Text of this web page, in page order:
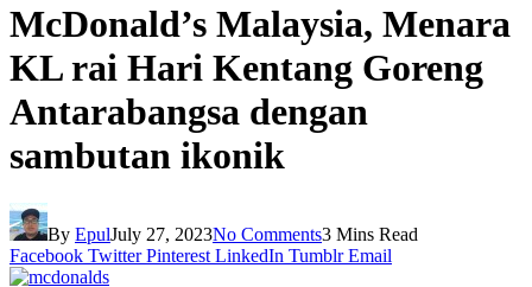
McDonald’s Malaysia, Menara
KL rai Hari Kentang Goreng
Antarabangsa dengan
sambutan ikonik
By EpulJuly 27, 2023No Comments3 Mins Read
Facebook Twitter Pinterest LinkedIn Tumblr Email